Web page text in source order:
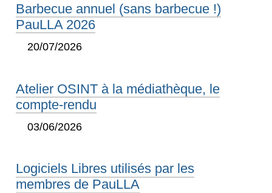
Barbecue annuel (sans barbecue !)
PauLLA 2026
20/07/2026
Atelier OSINT à la médiathèque, le
compte-rendu
03/06/2026
Logiciels Libres utilisés par les
membres de PauLLA